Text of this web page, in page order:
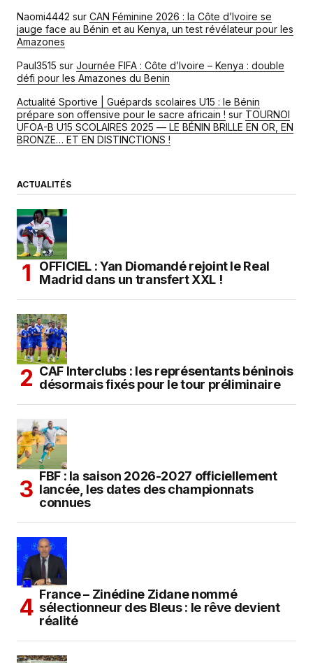
Naomi4442 sur CAN Féminine 2026 : la Côte d’Ivoire se
jauge face au Bénin et au Kenya, un test révélateur pour les
Amazones
Paul3515 sur Journée FIFA : Côte d’Ivoire – Kenya : double
défi pour les Amazones du Benin
Actualité Sportive | Guépards scolaires U15 : le Bénin
prépare son offensive pour le sacre africain ! sur TOURNOI
UFOA-B U15 SCOLAIRES 2025 — LE BÉNIN BRILLE EN OR, EN
BRONZE… ET EN DISTINCTIONS !
ACTUALITÉS
OFFICIEL : Yan Diomandé rejoint le Real
Madrid dans un transfert XXL !
CAF Interclubs : les représentants béninois
désormais fixés pour le tour préliminaire
FBF : la saison 2026-2027 officiellement
lancée, les dates des championnats
connues
France – Zinédine Zidane nommé
sélectionneur des Bleus : le rêve devient
réalité